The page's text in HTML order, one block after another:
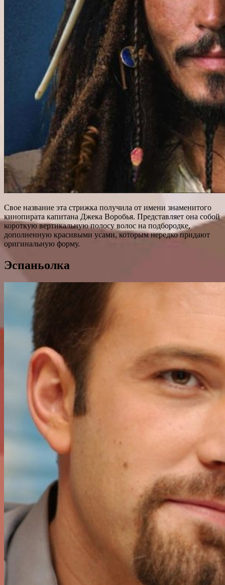
Свое название эта стрижка получила от имени знаменитого
кинопирата капитана Джека Воробья. Представляет она собой
короткую вертикальную полосу волос на подбородке,
дополненную красивыми усами, которым нередко придают
оригинальную форму.
Эспаньолка